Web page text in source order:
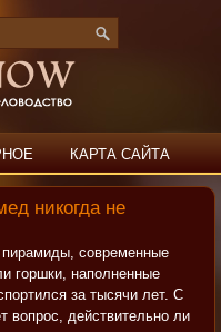
КАРТА САЙТА
никогда не
пирамиды, современные
горшки, наполненные
за тысячи лет. С
вопрос, действительно ли